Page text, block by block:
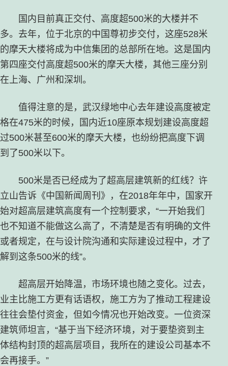
国内目前真正交付、高度超500米的大楼并不
多。去年，位于北京的中国尊初步交付，这座528米
的摩天大楼将成为中信集团的总部所在地。这是国内
第四座交付高度超500米的摩天大楼，其他三座分别
在上海、广州和深圳。
值得注意的是，武汉绿地中心去年建设高度被定
格在475米的时候，国内近10座原本规划建设高度超
过500米甚至600米的摩天大楼，也纷纷把高度下调
到了500米以下。
500米是否已经成为了超高层建筑新的红线？许
立山告诉《中国新闻周刊》，在2018年年中，国家开
始对超高层建筑高度有一个控制要求，“一开始我们
也不知道不能做这么高了，不清楚是否有明确的文件
或者规定，在与设计院沟通和实际建设过程中，才了
解到这条500米的线”。
超高层开始降温，市场环境也随之变化。过去，
业主比施工方更有话语权，施工方为了推动工程建设
往往会垫付资金，但如今情况也开始改变。一位资深
建筑师坦言，“基于当下经济环境，对于要垫资到主
体结构封顶的超高层项目，我所在的建设公司基本不
会再接手。”